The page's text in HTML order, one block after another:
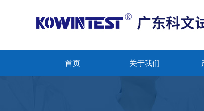
首页 关于我们